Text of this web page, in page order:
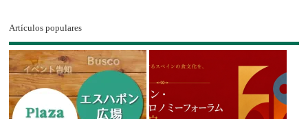
Artículos populares